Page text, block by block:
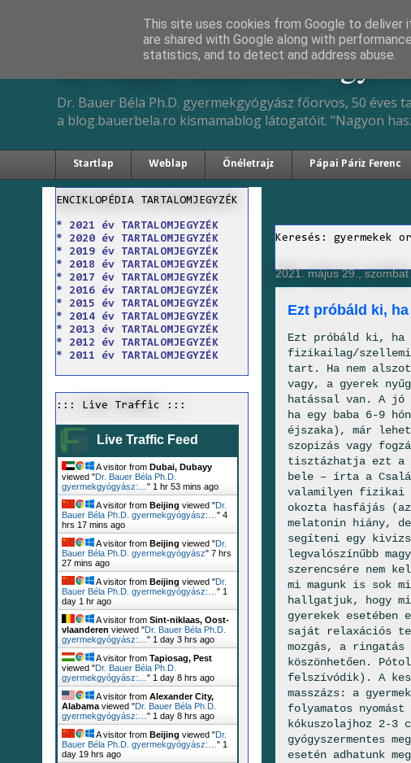
Dr. Bauer Béla Ph.D.
Dr. Bauer Béla Ph.D. gyermekgyógyász főorvos, 50
a blog.bauerbela.ro kismamablog látogatóit. "Nagyon
Startlap Weblap Önéletrajz Pápai Páriz Ferenc
Keresés: gyermekek
2021. május 29., szombat
Ezt próbáld ki,
Ezt próbáld ki, ha
fizikailag/
tart. Ha nem
vagy, a gyerek
hatással van. A jó
ha egy baba 6-9
éjszaka), már
szopizás vagy
tisztázhatja ezt a
bele – írta a
valamilyen fizikai
okozta hasfájás
melatonin hiány,
segíteni egy
legvalószínűbb
szerencsére nem
mi magunk is sok
hallgatjuk, hogy
gyerekek
saját relaxációs
mozgás, a
köszönhetően.
felszívódik). A
masszázs: a
folyamatos
kókuszolajhoz 2-3
gyógyszermentes
esetén adhatunk
ENCIKLOPÉDIA TARTALOMJEGYZÉK
* 2021 év TARTALOMJEGYZÉK
* 2020 év TARTALOMJEGYZÉK
* 2019 év TARTALOMJEGYZÉK
* 2018 év TARTALOMJEGYZÉK
* 2017 év TARTALOMJEGYZÉK
* 2016 év TARTALOMJEGYZÉK
* 2015 év TARTALOMJEGYZÉK
* 2014 év TARTALOMJEGYZÉK
* 2013 év TARTALOMJEGYZÉK
* 2012 év TARTALOMJEGYZÉK
* 2011 év TARTALOMJEGYZÉK
::: Live Traffic :::
Live Traffic Feed
A visitor from Dubai, Dubayy
viewed "Dr. Bauer Béla Ph.D.
gyermekgyógyász:… " 1 hr 53 mins ago
A visitor from Beijing viewed "Dr.
Bauer Béla Ph.D. gyermekgyógyász:… " 4
hrs 17 mins ago
A visitor from Beijing viewed "Dr.
Bauer Béla Ph.D. gyermekgyógyász" 7 hrs
27 mins ago
A visitor from Beijing viewed "Dr.
Bauer Béla Ph.D. gyermekgyógyász:… " 1
day 1 hr ago
A visitor from Sint-niklaas, Oost-
vlaanderen viewed "Dr. Bauer Béla Ph.D.
gyermekgyógyász:… " 1 day 3 hrs ago
A visitor from Tapiosag, Pest
viewed "Dr. Bauer Béla Ph.D.
gyermekgyógyász:… " 1 day 8 hrs ago
A visitor from Alexander City,
Alabama viewed "Dr. Bauer Béla Ph.D.
gyermekgyógyász:… " 1 day 8 hrs ago
A visitor from Beijing viewed "Dr.
Bauer Béla Ph.D. gyermekgyógyász:… " 1
day 19 hrs ago
This site uses cookies from Google to deliver
are shared with Google along with
statistics, and to detect and address abuse.